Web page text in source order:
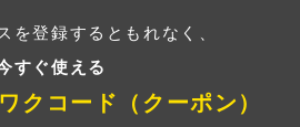
を登録するともれなく、
すぐ使える
クコード（クーポン）